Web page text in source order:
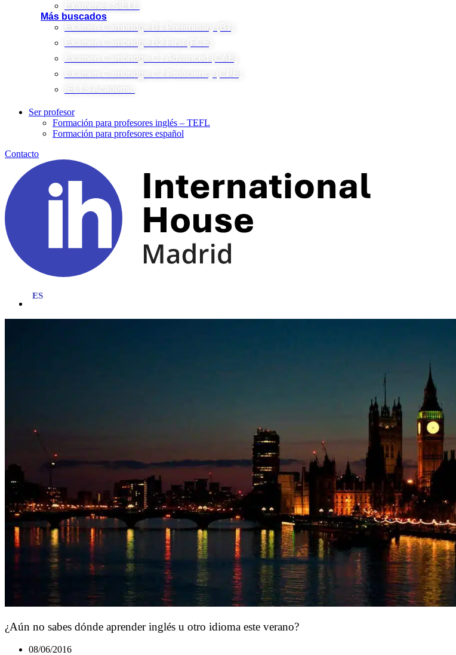
Exámenes SIELE
Más buscados
Examen Cambridge B1 Preliminary (B1)
Examen Cambridge B2 First (FCE)
Examen Cambridge C1 Advanced (CAE)
Examen Cambridge C2 Proficiency (CPE)
IELTS Academic
Ser profesor
Formación para profesores inglés – TEFL
Formación para profesores español
Contacto
¿Aún no sabes dónde aprender inglés u otro idioma este verano?
08/06/2016